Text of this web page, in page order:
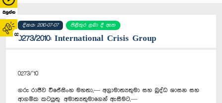
බලන්න
02
දිනය: 2010-07-07 පිළිතුර ලබා දී ඇත
0273/2010: International Crisis Group
0273/’10
ගරු රාජීව විජේසිංහ මහතා,— අග්‍රාමාත්‍යතුමා සහ බුද්ධ ශාසන සහ
ආගමික කටයුතු අමාත්‍යතුමාගෙන් ඇසීමට,—